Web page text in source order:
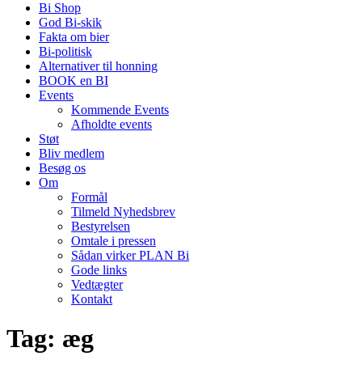
Bi Shop
God Bi-skik
Fakta om bier
Bi-politisk
Alternativer til honning
BOOK en BI
Events
Kommende Events
Afholdte events
Støt
Bliv medlem
Besøg os
Om
Formål
Tilmeld Nyhedsbrev
Bestyrelsen
Omtale i pressen
Sådan virker PLAN Bi
Gode links
Vedtægter
Kontakt
Tag: æg